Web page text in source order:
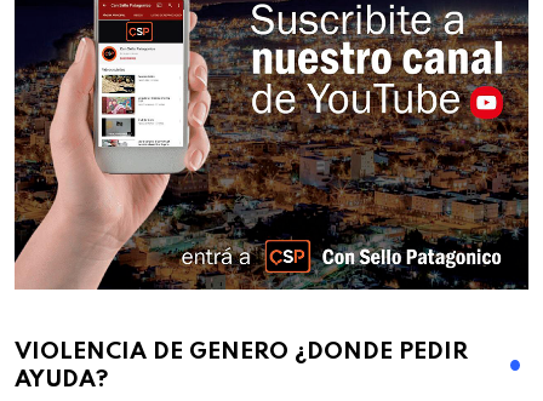
VIOLENCIA DE GENERO ¿DONDE PEDIR
AYUDA?